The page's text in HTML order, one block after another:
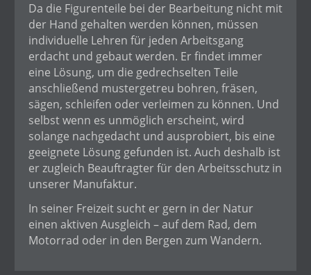
Da die Figurenteile bei der Bearbeitung nicht mit
der Hand gehalten werden können, müssen
individuelle Lehren für jeden Arbeitsgang
erdacht und gebaut werden. Er findet immer
eine Lösung, um die gedrechselten Teile
anschließend mustergetreu bohren, fräsen,
sägen, schleifen oder verleimen zu können. Und
selbst wenn es unmöglich erscheint, wird
solange nachgedacht und ausprobiert, bis eine
geeignete Lösung gefunden ist. Auch deshalb ist
er zugleich Beauftragter für den Arbeitsschutz in
unserer Manufaktur.
In seiner Freizeit sucht er gern in der Natur
einen aktiven Ausgleich – auf dem Rad, dem
Motorrad oder in den Bergen zum Wandern.